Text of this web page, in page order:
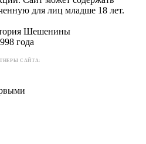
для лиц младше 18 лет.
Шешенины
года
САЙТА: